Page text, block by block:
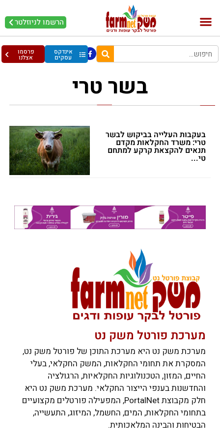
הרשמו לניוזלטר
אינדקס
עסקים
פרסמו
אצלנו
בשר טרי
בעקבות העלייה בביקוש לבשר
טרי: משרד החקלאות מקדם
תנאים להקצאת קרקע למתחם
טי...
מערכת פורטל משק נט
מערכת משק נט היא מערכת התוכן של פורטל משק נט,
המסקרת את תחומי החקלאות, המשק החקלאי, בעלי
החיים, המזון, הטכנולוגיות החקלאיות, הרגולציה
והחדשנות בענפי הייצור החקלאי. מערכת משק נט היא
חלק מקבוצת PortalNet, המפעילה פורטלים מקצועיים
בתחומי החקלאות, המים, החשמל, המיזוג, התעשייה,
הבטיחות והבינה המלאכותית.